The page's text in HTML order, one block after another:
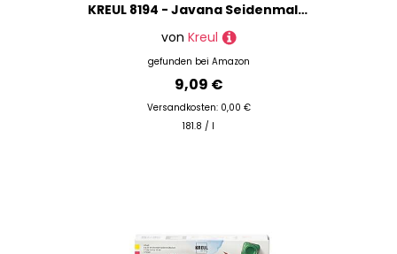
KREUL 8194 - Javana Seidenmalfarbe im 50 ml Glas, cherry, hochpigmentierte und brillante Farbe auf Wasserbasis, mit fließend flüssigem Charakter, dringt tief in die Fasern ein
von Kreul
gefunden bei Amazon
9,09 €
Versandkosten: 0,00 €
181.8 / l